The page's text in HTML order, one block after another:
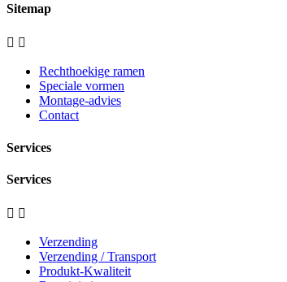
Sitemap
 
Rechthoekige ramen
Speciale vormen
Montage-advies
Contact
Services
Services
 
Verzending
Verzending / Transport
Produkt-Kwaliteit